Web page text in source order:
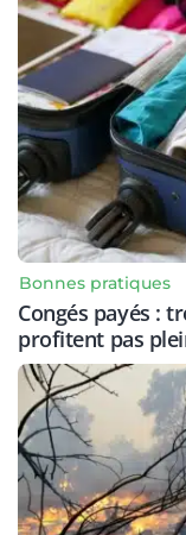
Bonnes pratiques
Congés payés :
profitent pas